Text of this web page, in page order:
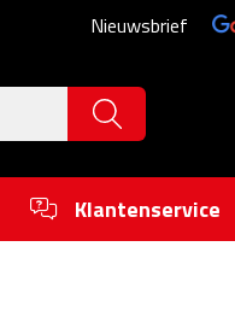
Nieuwsbrief
Klantenservice